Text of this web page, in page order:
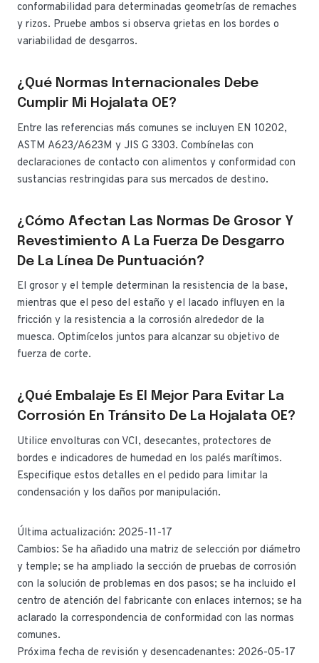
conformabilidad para determinadas geometrías de remaches
y rizos. Pruebe ambos si observa grietas en los bordes o
variabilidad de desgarros.
¿Qué Normas Internacionales Debe
Cumplir Mi Hojalata OE?
Entre las referencias más comunes se incluyen EN 10202,
ASTM A623/A623M y JIS G 3303. Combínelas con
declaraciones de contacto con alimentos y conformidad con
sustancias restringidas para sus mercados de destino.
¿Cómo Afectan Las Normas De Grosor Y
Revestimiento A La Fuerza De Desgarro
De La Línea De Puntuación?
El grosor y el temple determinan la resistencia de la base,
mientras que el peso del estaño y el lacado influyen en la
fricción y la resistencia a la corrosión alrededor de la
muesca. Optimícelos juntos para alcanzar su objetivo de
fuerza de corte.
¿Qué Embalaje Es El Mejor Para Evitar La
Corrosión En Tránsito De La Hojalata OE?
Utilice envolturas con VCI, desecantes, protectores de
bordes e indicadores de humedad en los palés marítimos.
Especifique estos detalles en el pedido para limitar la
condensación y los daños por manipulación.
Última actualización: 2025-11-17
Cambios: Se ha añadido una matriz de selección por diámetro
y temple; se ha ampliado la sección de pruebas de corrosión
con la solución de problemas en dos pasos; se ha incluido el
centro de atención del fabricante con enlaces internos; se ha
aclarado la correspondencia de conformidad con las normas
comunes.
Próxima fecha de revisión y desencadenantes: 2026-05-17